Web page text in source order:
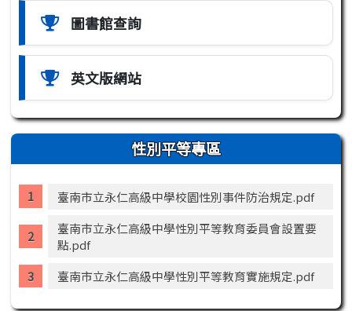
圖書館查詢
英文版網站
性別平等專區
臺南市立永仁高級中學校園性別事件防治規定.pdf
臺南市立永仁高級中學性別平等教育委員會設置要
點.pdf
臺南市立永仁高級中學性別平等教育實施規定.pdf